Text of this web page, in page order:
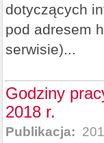
dotyczących
pod adresem
serwisie)...
Godziny
2018 r.
Publikacja: